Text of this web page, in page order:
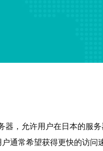
器，允许用户在日本的服
户通常希望获得更快的访问